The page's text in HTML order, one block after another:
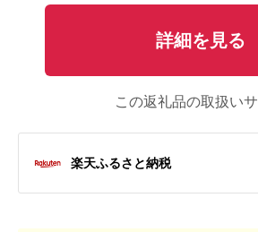
詳細を見る
この返礼品の取扱い
楽天ふるさと納税